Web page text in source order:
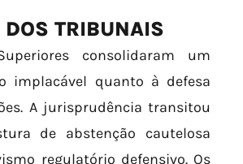
DOS TRIBUNAIS
consolidaram um
implacável quanto à defesa
A jurisprudência transitou
de abstenção cautelosa
regulatório defensivo. Os